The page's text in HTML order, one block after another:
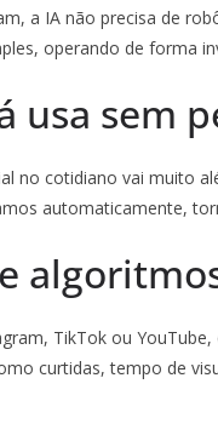
a IA não precisa de
operando de forma
usa sem
no cotidiano vai muito
automaticamente,
TikTok ou
curtidas, tempo de